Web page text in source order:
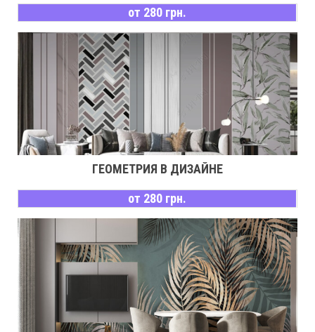
от 280 грн.
ГЕОМЕТРИЯ В ДИЗАЙНЕ
от 280 грн.